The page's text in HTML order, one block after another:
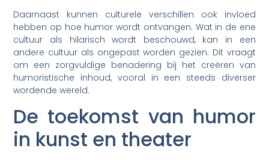
Daarnaast kunnen culturele verschillen ook invloed
hebben op hoe humor wordt ontvangen. Wat in de ene
cultuur als hilarisch wordt beschouwd, kan in een
andere cultuur als ongepast worden gezien. Dit vraagt
om een zorgvuldige benadering bij het creëren van
humoristische inhoud, vooral in een steeds diverser
wordende wereld.
De toekomst van humor
in kunst en theater